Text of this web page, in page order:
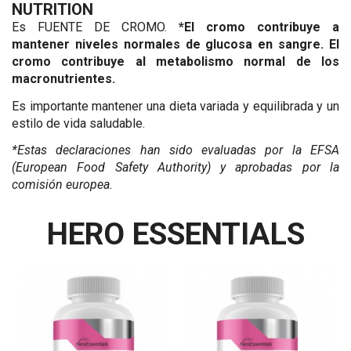
NUTRITION
Es FUENTE DE CROMO. *El cromo contribuye a
mantener niveles normales de glucosa en sangre. El
cromo contribuye al metabolismo normal de los
macronutrientes.
Es importante mantener una dieta variada y equilibrada y un
estilo de vida saludable.
*Estas declaraciones han sido evaluadas por la EFSA
(European Food Safety Authority) y aprobadas por la
comisión europea.
recubrimiento (hidroxipropilmetilcelulosa), colorante
(complejos cúpricos de clorofilas y clorofilinas)],
picolinato de cromo.
: Mantener en lugar
fresco y seco, el calor y el sol pueden dañar el envase.
Mantener fuera del alcance de los niños más pequeños.
Los complementos alimenticios no deben utilizarse como
Dosis diaria recomendada: 1 cápsula
HERO ESSENTIALS